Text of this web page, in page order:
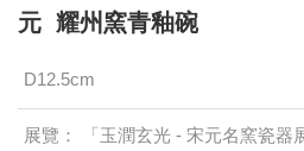
元 耀州窯青釉碗
D12.5cm
展覽： 「玉潤玄光 - 宋元名窯瓷器